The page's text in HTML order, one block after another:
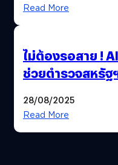
Read More
ไม่ต้องรอสาย !
ช่วยตำรวจสหรัฐ
28/08/2025
Read More